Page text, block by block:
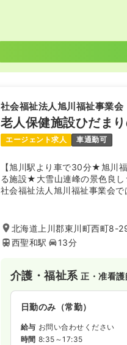
社会福祉法人旭川福祉事業会
老人保健施設ひだま
エージェント求人 車通勤可
【旭川駅より車で30分★旭川
る施設★大雪山連峰の景色良し
社会福祉法人旭川福祉事業会で
ハ、訪問介護、訪問ﾘﾊ、グルー
支援事業所、保育所、放課後児
の総合施設を目指しております
業所を経験することでキャリア
自身のライフスタイルにあった
す。
北海道上川郡東川町西町8-
西聖和駅
13分
介護・福祉系正・准看護
日勤のみ（常勤）
給与 お問い合わせください
時間 8:35～17:35